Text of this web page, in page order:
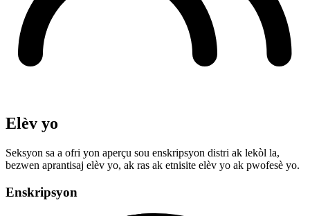
Elèv yo
Seksyon sa a ofri yon aperçu sou enskripsyon distri ak lekòl la,
bezwen aprantisaj elèv yo, ak ras ak etnisite elèv yo ak pwofesè yo.
Enskripsyon